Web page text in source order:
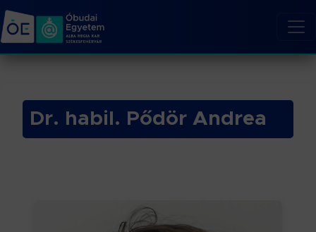
Dr. habil. Pődör Andrea